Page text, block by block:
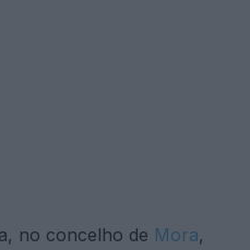
no concelho de Mora,